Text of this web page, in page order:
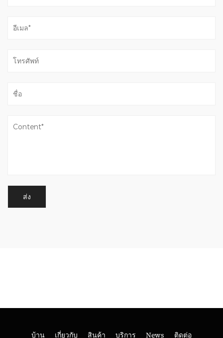
บ้าน เกี่ยวกับ สินค้า บริการ News ติดต่อ